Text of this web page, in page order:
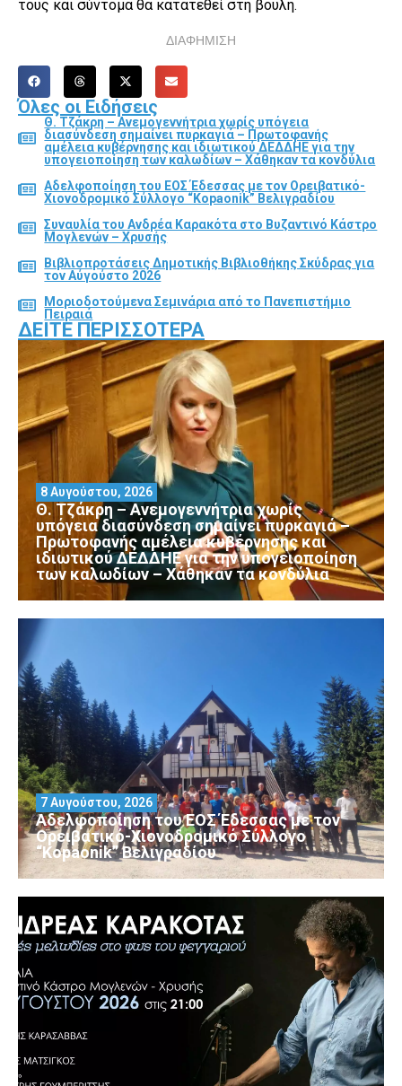
τους και σύντομα θα κατατεθεί στη βουλή.
ΔΙΑΦΗΜΙΣΗ
Όλες οι Ειδήσεις
Θ. Τζάκρη – Ανεμογεννήτρια χωρίς υπόγεια
διασύνδεση σημαίνει πυρκαγιά – Πρωτοφανής
αμέλεια κυβέρνησης και ιδιωτικού ΔΕΔΔΗΕ για την
υπογειοποίηση των καλωδίων – Χάθηκαν τα κονδύλια
Αδελφοποίηση του ΕΟΣ Έδεσσας με τον Ορειβατικό-
Χιονοδρομικό Σύλλογο “Kopaonik” Βελιγραδίου
Συναυλία του Ανδρέα Καρακότα στο Βυζαντινό Κάστρο
Μογλενών – Χρυσής
Βιβλιοπροτάσεις Δημοτικής Βιβλιοθήκης Σκύδρας για
τον Αύγούστο 2026
Μοριοδοτούμενα Σεμινάρια από το Πανεπιστήμιο
Πειραιά
ΔΕΊΤΕ ΠΕΡΙΣΣΌΤΕΡΑ
Θ. Τζάκρη – Ανεμογεννήτρια χωρίς
υπόγεια διασύνδεση σημαίνει πυρκαγιά –
Πρωτοφανής αμέλεια κυβέρνησης και
ιδιωτικού ΔΕΔΔΗΕ για την υπογειοποίηση
των καλωδίων – Χάθηκαν τα κονδύλια
8 Αυγούστου, 2026
Αδελφοποίηση του ΕΟΣ Έδεσσας με τον
Ορειβατικό-Χιονοδρομικό Σύλλογο
“Kopaonik” Βελιγραδίου
7 Αυγούστου, 2026